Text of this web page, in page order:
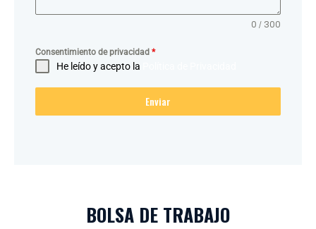
0 / 300
Consentimiento de privacidad *
He leído y acepto la
Enviar
BOLSA DE TRABAJO